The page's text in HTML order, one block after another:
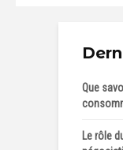
Que
Le rôle